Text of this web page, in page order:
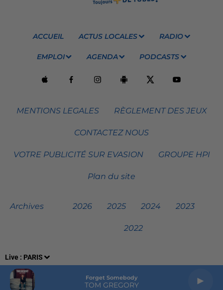
Live : PARIS
Forget Somebody
TOM GREGORY
ACCUEIL ACTUS LOCALES RADIO
EMPLOI AGENDA PODCASTS
MENTIONS LEGALES RÈGLEMENT DES JEUX
CONTACTEZ NOUS
VOTRE PUBLICITÉ SUR EVASION GROUPE HPI
Plan du site
Archives 2026 2025 2024 2023
2022